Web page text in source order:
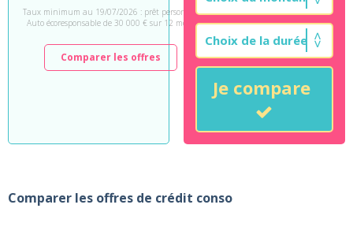
Taux minimum au 19/07/2026 : prêt personnel
Auto écoresponsable de 30 000 € sur 12 mois.
Comparer les offres
Je compare
Comparer les offres de crédit conso